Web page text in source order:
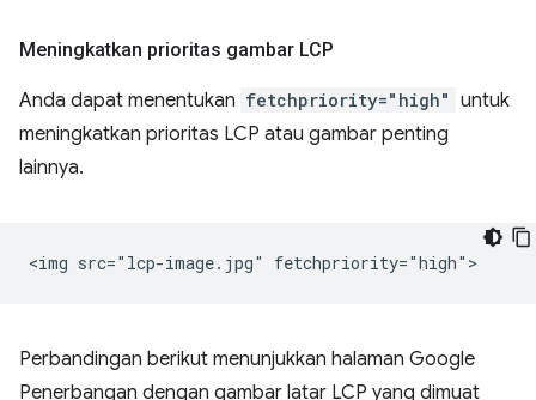
Meningkatkan prioritas gambar LCP
Anda dapat menentukan fetchpriority="high" untuk
meningkatkan prioritas LCP atau gambar penting
lainnya.
Perbandingan berikut menunjukkan halaman Google
Penerbangan dengan gambar latar LCP yang dimuat